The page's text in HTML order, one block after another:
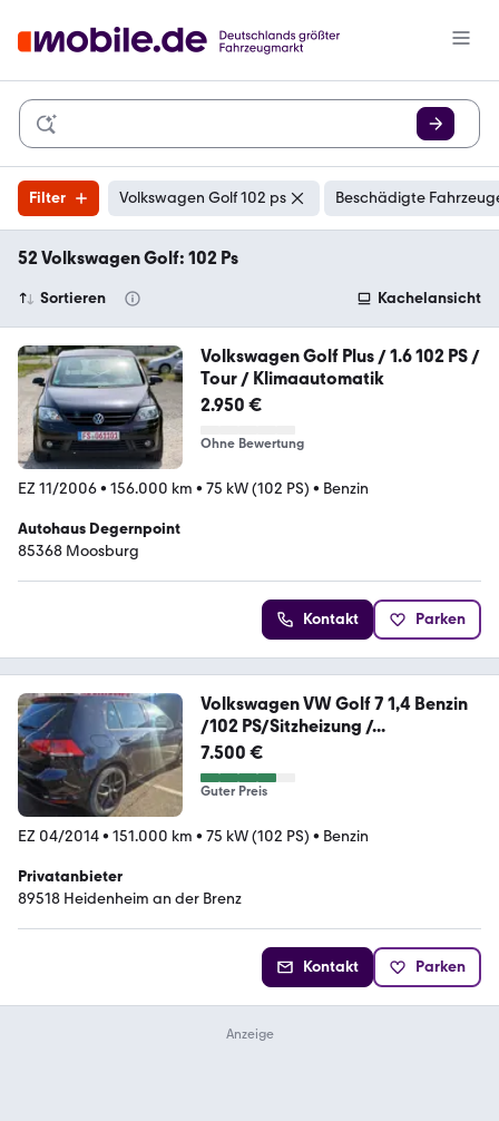
Filter Volkswagen Golf 102 ps Beschädigte
52 Volkswagen Golf: 102 Ps
Sortieren Kachelansicht
Volkswagen Golf Plus / 1.6 102 PS /
Tour / Klimaautomatik
2.950 €
Ohne Bewertung
EZ 11/2006• 156.000 km • 75 kW (102 PS) • Benzin
Autohaus Degernpoint
85368 Moosburg
Kontakt Parken
Volkswagen VW Golf 7 1,4 Benzin
/102 PS/Sitzheizung /...
7.500 €
Guter Preis
EZ 04/2014• 151.000 km • 75 kW (102 PS) • Benzin
Privatanbieter
89518 Heidenheim an der Brenz
Kontakt Parken